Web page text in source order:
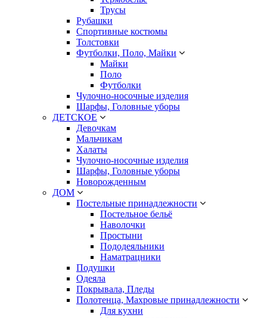
Трусы
Рубашки
Спортивные костюмы
Толстовки
Футболки, Поло, Майки
Майки
Поло
Футболки
Чулочно-носочные изделия
Шарфы, Головные уборы
ДЕТСКОЕ
Девочкам
Мальчикам
Халаты
Чулочно-носочные изделия
Шарфы, Головные уборы
Новорожденным
ДОМ
Постельные принадлежности
Постельное бельё
Наволочки
Простыни
Пододеяльники
Наматрацники
Подушки
Одеяла
Покрывала, Пледы
Полотенца, Махровые принадлежности
Для кухни